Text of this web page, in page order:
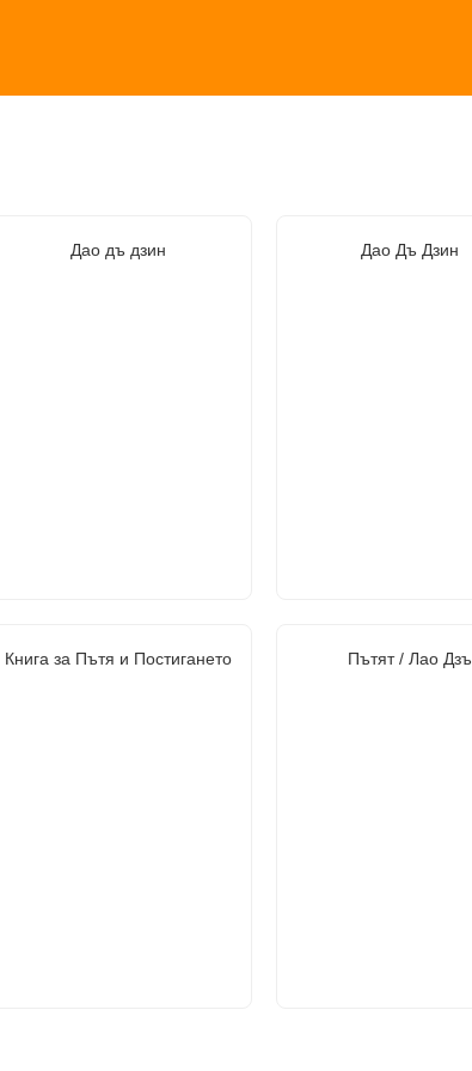
Дао дъ дзин Дао Дъ Дзин
Книга за Пътя и Постигането Пътят / Лао Дзъ